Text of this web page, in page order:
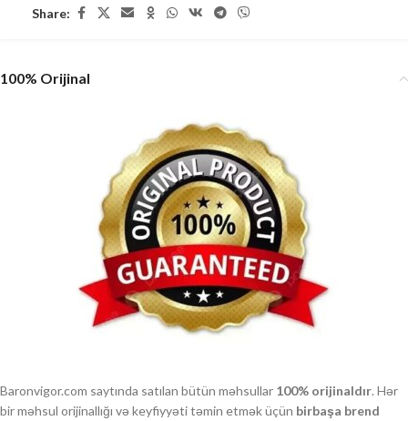
Share:
100% Orijinal
Baronvigor.com saytında satılan bütün məhsullar 100% orijinaldır. Hər
bir məhsul orijinallığı və keyfiyyəti təmin etmək üçün birbaşa brend